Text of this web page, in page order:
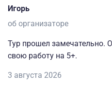
Игорь
об организаторе
Тур прошел замечательно.
свою работу на 5+.
3 августа 2026